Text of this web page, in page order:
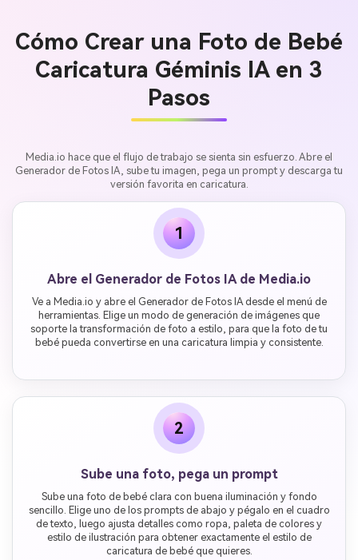
Cómo Crear una Foto de Bebé
Caricatura Géminis IA en 3
Pasos
Media.io hace que el flujo de trabajo se sienta sin esfuerzo. Abre el
Generador de Fotos IA, sube tu imagen, pega un prompt y descarga tu
versión favorita en caricatura.
1
Abre el Generador de Fotos IA de Media.io
Ve a Media.io y abre el Generador de Fotos IA desde el menú de
herramientas. Elige un modo de generación de imágenes que
soporte la transformación de foto a estilo, para que la foto de tu
bebé pueda convertirse en una caricatura limpia y consistente.
2
Sube una foto, pega un prompt
Sube una foto de bebé clara con buena iluminación y fondo
sencillo. Elige uno de los prompts de abajo y pégalo en el cuadro
de texto, luego ajusta detalles como ropa, paleta de colores y
estilo de ilustración para obtener exactamente el estilo de
caricatura de bebé que quieres.